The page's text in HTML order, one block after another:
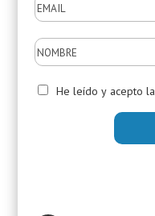
He leído y acepto la